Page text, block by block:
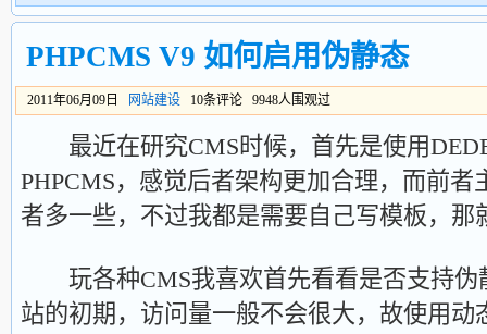
PHPCMS V9 如何启用伪静态
2011年06月09日 网站建设 10条评论 9948人围观过
最近在研究CMS时候，首先是使用
PHPCMS，感觉后者架构更加合理，而前
者多一些，不过我都是需要自己写模板，那
玩各种CMS我喜欢首先看看是否支持伪
站的初期，访问量一般不会很大，故使用动